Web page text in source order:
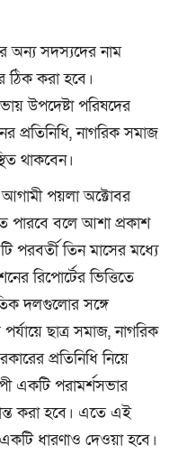
অন্য সদস্যদের নাম
ঠিক করা হবে।
উপদেষ্টা পরিষদের
প্রতিনিধি, নাগরিক সমাজ
থাকবেন।
আগামী পয়লা অক্টোবর
পারবে বলে আশা প্রকাশ
পরবর্তী তিন মাসের মধ্যে
রিপোর্টের ভিত্তিতে
দলগুলোর সঙ্গে
ছাত্র সমাজ, নাগরিক
প্রতিনিধি নিয়ে
একটি পরামর্শসভার
করা হবে। এতে এই
ধারণাও দেওয়া হবে।